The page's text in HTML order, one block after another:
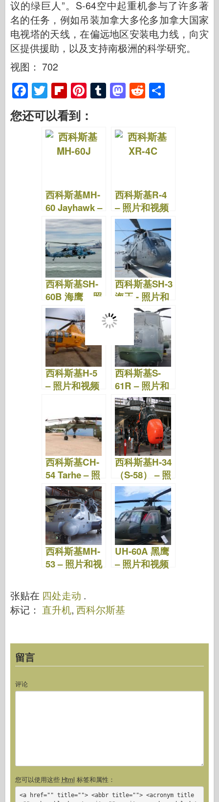
议的绿巨人”。S-64空中起重机参与了许多著
名的任务，例如吊装加拿大多伦多加拿大国家
电视塔的天线，在偏远地区安装电力线，向灾
区提供援助，以及支持南极洲的科学研究。
视图： 702
F
a
c
T
wi
tt
er
Fl
ip
b
o
ar
Pi
nt
er
e
st
T
u
bl
M
a
o
d
n
R
e
di
t
e
您还可以看到：
西科斯基MH-
60 Jayhawk –
照片和视频
西科斯基R-4
– 照片和视频
西科斯基SH-
60B 海鹰 – 照
片和视频
西科斯基SH-3
海王 - 照片和
西科斯基H-5
– 照片和视频
西科斯基S-
61R – 照片和
视频
西科斯基CH-
54 Tarhe – 照
片和视频
西科斯基H-34
（S-58） – 照
片和视频
西科斯基MH-
53 – 照片和视
UH-60A 黑鹰
– 照片和视频
张贴在 四处走动 .
标记： 直升机, 西科尔斯基
留言
评论
您可以使用这些 Html 标签和属性：
<a href="" title=""> <abbr title=""> <acronym title